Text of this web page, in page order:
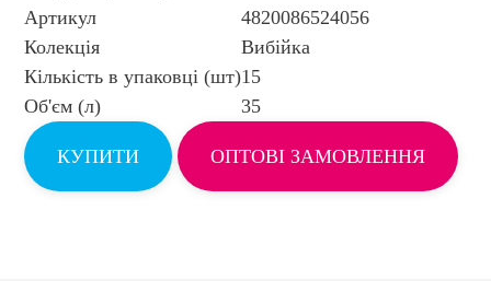
Артикул
4820086524056
Колекція
Вибійка
Кількість в упаковці (шт)15
Об'єм (л)
35
КУПИТИ ОПТОВІ ЗАМОВЛЕННЯ